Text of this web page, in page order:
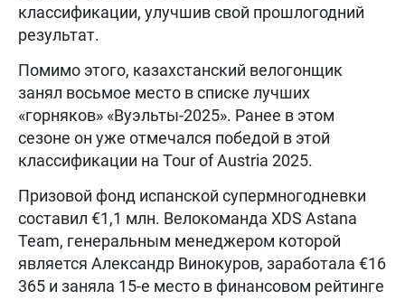
классификации, улучшив свой прошлогодний
результат.
Помимо этого, казахстанский велогонщик
занял восьмое место в списке лучших
«горняков» «Вуэльты-2025». Ранее в этом
сезоне он уже отмечался победой в этой
классификации на Tour of Austria 2025.
Призовой фонд испанской супермногодневки
составил €1,1 млн. Велокоманда XDS Astana
Team, генеральным менеджером которой
является Александр Винокуров, заработала €16
365 и заняла 15-е место в финансовом рейтинге